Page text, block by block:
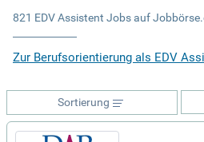
821 EDV Assistent Jobs auf
Zur Berufsorientierung als EDV
Sortierung